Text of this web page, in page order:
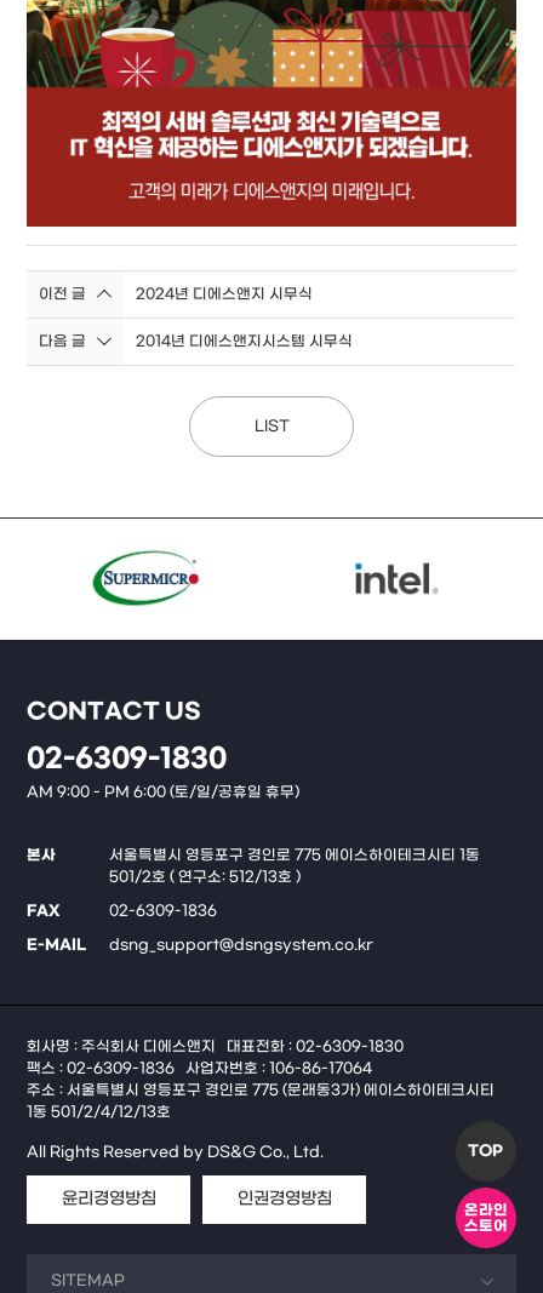
TOP
온라인
스토어
이전 글 2024년 디에스앤지 시무식
다음 글 2014년 디에스앤지시스템 시무식
LIST
CONTACT US
02-6309-1830
AM 9:00 - PM 6:00 (토/일/공휴일 휴무)
본사
서울특별시 영등포구 경인로 775 에이스하이테크시티 1동
501/2호 ( 연구소: 512/13호 )
FAX
02-6309-1836
E-MAIL
dsng_support@dsngsystem.co.kr
회사명 : 주식회사 디에스앤지
대표전화 : 02-6309-1830
팩스 : 02-6309-1836
사업자번호 : 106-86-17064
주소 : 서울특별시 영등포구 경인로 775 (문래동3가) 에이스하이테크시티
1동 501/2/4/12/13호
All Rights Reserved by DS&G Co., Ltd.
윤리경영방침 인권경영방침